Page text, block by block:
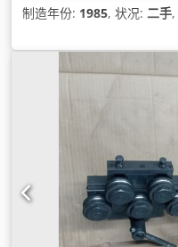
制造年份: 1985, 状况: 二手,